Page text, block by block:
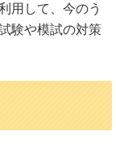
用して、今のう
験や模試の対策